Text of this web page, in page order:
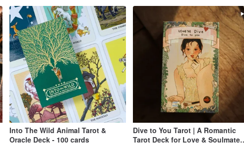
Into The Wild Animal Tarot &
Oracle Deck - 100 cards
Dive to You Tarot | A Romantic
Tarot Deck for Love & Soulmate